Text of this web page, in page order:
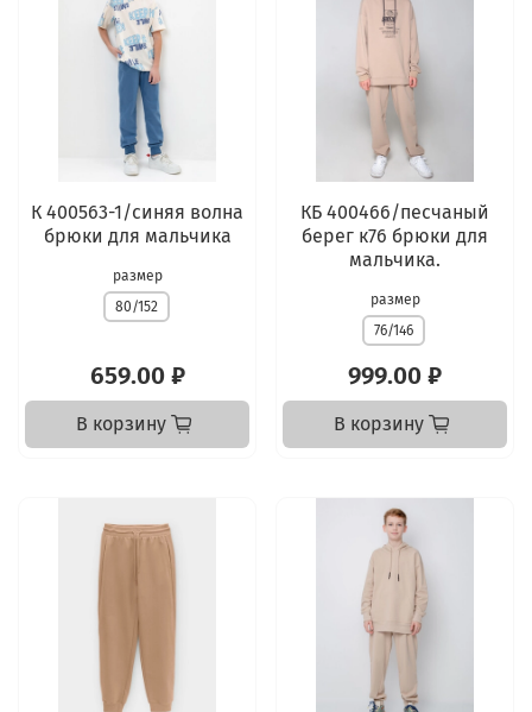
К 400563-1/синяя волна
брюки для мальчика
размер
80/152
659.00 ₽
В корзину
КБ 400466/песчаный
берег к76 брюки для
мальчика.
размер
76/146
999.00 ₽
В корзину